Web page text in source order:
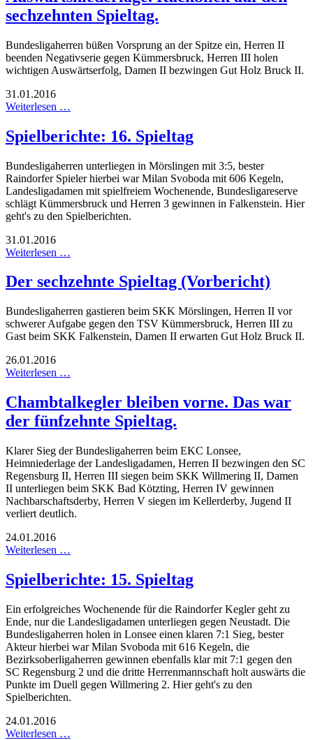
sechzehnten Spieltag.
Bundesligaherren büßen Vorsprung an der Spitze ein, Herren II
beenden Negativserie gegen Kümmersbruck, Herren III holen
wichtigen Auswärtserfolg, Damen II bezwingen Gut Holz Bruck II.
31.01.2016
Weiterlesen …
Spielberichte: 16. Spieltag
Bundesligaherren unterliegen in Mörslingen mit 3:5, bester
Raindorfer Spieler hierbei war Milan Svoboda mit 606 Kegeln,
Landesligadamen mit spielfreiem Wochenende, Bundesligareserve
schlägt Kümmersbruck und Herren 3 gewinnen in Falkenstein. Hier
geht's zu den Spielberichten.
31.01.2016
Weiterlesen …
Der sechzehnte Spieltag (Vorbericht)
Bundesligaherren gastieren beim SKK Mörslingen, Herren II vor
schwerer Aufgabe gegen den TSV Kümmersbruck, Herren III zu
Gast beim SKK Falkenstein, Damen II erwarten Gut Holz Bruck II.
26.01.2016
Weiterlesen …
Chambtalkegler bleiben vorne. Das war
der fünfzehnte Spieltag.
Klarer Sieg der Bundesligaherren beim EKC Lonsee,
Heimniederlage der Landesligadamen, Herren II bezwingen den SC
Regensburg II, Herren III siegen beim SKK Willmering II, Damen
II unterliegen beim SKK Bad Kötzting, Herren IV gewinnen
Nachbarschaftsderby, Herren V siegen im Kellerderby, Jugend II
verliert deutlich.
24.01.2016
Weiterlesen …
Spielberichte: 15. Spieltag
Ein erfolgreiches Wochenende für die Raindorfer Kegler geht zu
Ende, nur die Landesligadamen unterliegen gegen Neustadt. Die
Bundesligaherren holen in Lonsee einen klaren 7:1 Sieg, bester
Akteur hierbei war Milan Svoboda mit 616 Kegeln, die
Bezirksoberligaherren gewinnen ebenfalls klar mit 7:1 gegen den
SC Regensburg 2 und die dritte Herrenmannschaft holt auswärts die
Punkte im Duell gegen Willmering 2. Hier geht's zu den
Spielberichten.
24.01.2016
Weiterlesen …